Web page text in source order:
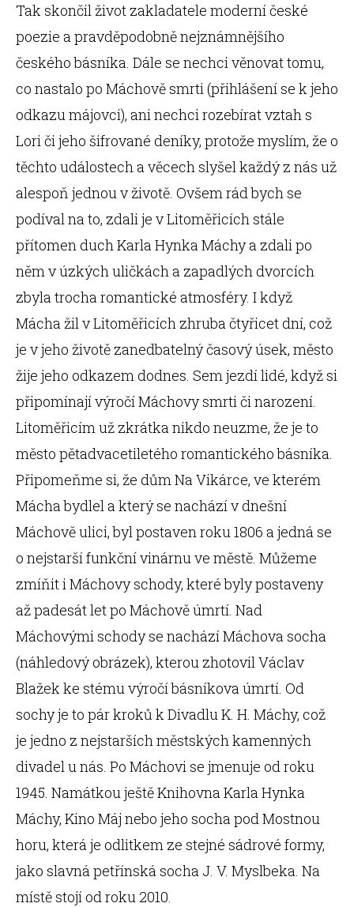
Tak skončil život zakladatele moderní české
poezie a pravděpodobně nejznámnějšího
českého básníka. Dále se nechci věnovat tomu,
co nastalo po Máchově smrti (přihlášení se k jeho
odkazu májovci), ani nechci rozebírat vztah s
Lori či jeho šifrované deníky, protože myslím, že o
těchto událostech a věcech slyšel každý z nás už
alespoň jednou v životě. Ovšem rád bych se
podíval na to, zdali je v Litoměřicích stále
přítomen duch Karla Hynka Máchy a zdali po
něm v úzkých uličkách a zapadlých dvorcích
zbyla trocha romantické atmosféry. I když
Mácha žil v Litoměřicích zhruba čtyřicet dní, což
je v jeho životě zanedbatelný časový úsek, město
žije jeho odkazem dodnes. Sem jezdí lidé, když si
připomínají výročí Máchovy smrti či narození.
Litoměřicím už zkrátka nikdo neuzme, že je to
město pětadvacetiletého romantického básníka.
Připomeňme si, že dům Na Vikárce, ve kterém
Mácha bydlel a který se nachází v dnešní
Máchově ulici, byl postaven roku 1806 a jedná se
o nejstarší funkční vinárnu ve městě. Můžeme
zmíňit i Máchovy schody, které byly postaveny
až padesát let po Máchově úmrtí. Nad
Máchovými schody se nachází Máchova socha
(náhledový obrázek), kterou zhotovil Václav
Blažek ke stému výročí básníkova úmrtí. Od
sochy je to pár kroků k Divadlu K. H. Máchy, což
je jedno z nejstarších městských kamenných
divadel u nás. Po Máchovi se jmenuje od roku
1945. Namátkou ještě Knihovna Karla Hynka
Máchy, Kino Máj nebo jeho socha pod Mostnou
horu, která je odlitkem ze stejné sádrové formy,
jako slavná petřínská socha J. V. Myslbeka. Na
místě stojí od roku 2010.